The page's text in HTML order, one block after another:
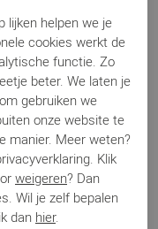
lijken helpen we je
cookies werkt de
functie. Zo
beter. We laten je
gebruiken we
onze website te
manier. Meer weten?
Klik
weigeren? Dan
Wil je zelf bepalen
dan hier.